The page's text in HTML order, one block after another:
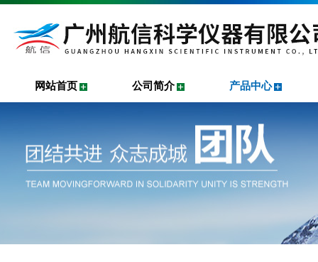
网站首页 公司简介 产品中心